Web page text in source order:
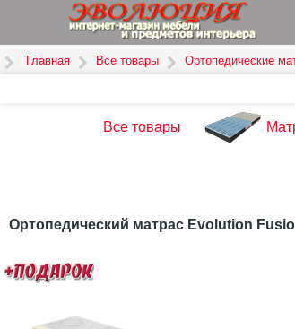
Главная Все товары Ортопедические
Все товары
Ортопедический матрас Evolution